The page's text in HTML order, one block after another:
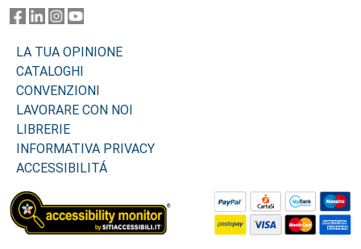
LA TUA OPINIONE
CATALOGHI
CONVENZIONI
LAVORARE CON NOI
LIBRERIE
INFORMATIVA PRIVACY
ACCESSIBILITÁ